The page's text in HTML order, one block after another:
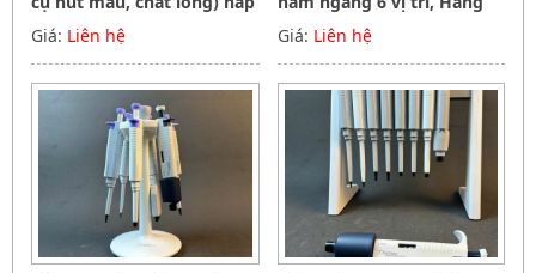
tiệt trùng 0.5-10ul, Hãng
Phoenix instrument
Germany
Giá: Liên hệ
Phoenix instrument
Germany
Giá: Liên hệ